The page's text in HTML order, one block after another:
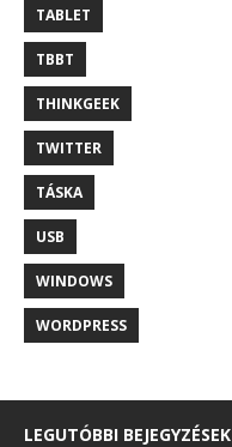
TABLET
TBBT
THINKGEEK
TWITTER
TÁSKA
USB
WINDOWS
WORDPRESS
LEGUTÓBBI BEJEGYZÉSEK